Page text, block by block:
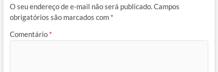
O seu endereço de e-mail não será publicado.Campos
obrigatórios são marcados com *
Comentário *